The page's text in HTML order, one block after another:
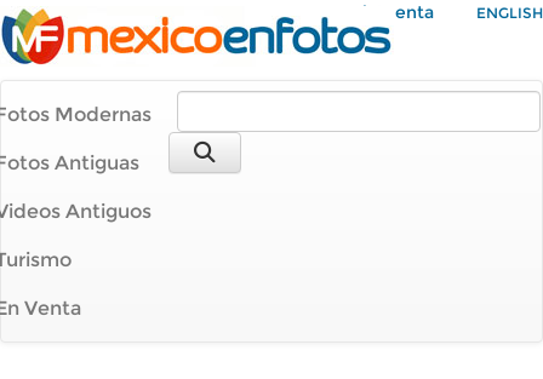
Mi Cuenta ENGLISH
Modernas
Antiguas
Antiguos
Venta